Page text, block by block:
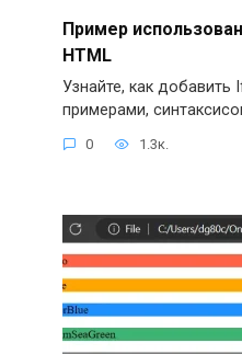
Пример
HTML
Узнайте, как добавить
примерами,
0 1.3к.